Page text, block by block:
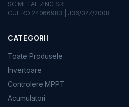
SC METAL ZINC SRL
CUI: RO 24066983 | J36/327/2008
CATEGORII
Toate Produsele
Invertoare
Controlere MPPT
Acumulatori